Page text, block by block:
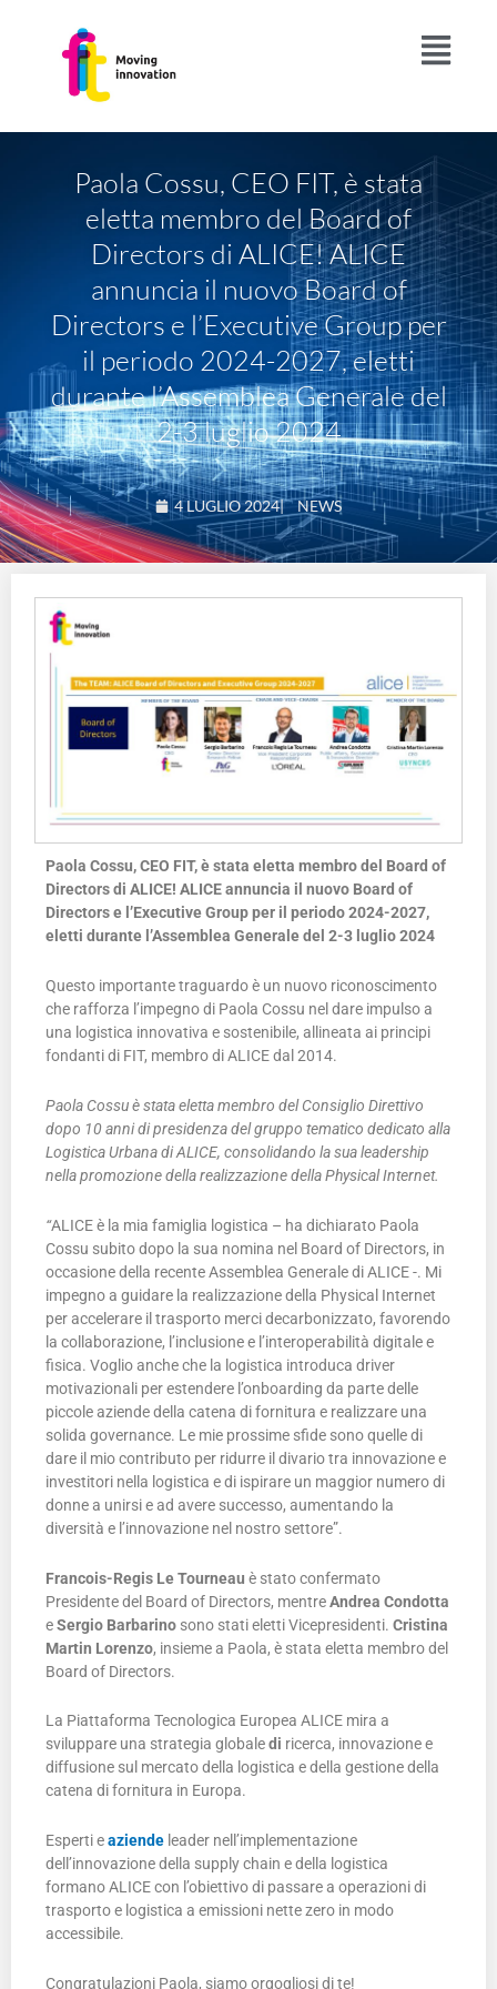
Paola Cossu, CEO FIT, è stata
eletta membro del Board of
Directors di ALICE! ALICE
annuncia il nuovo Board of
Directors e l’Executive Group per
il periodo 2024-2027, eletti
durante l’Assemblea Generale del
2-3 luglio 2024
4 LUGLIO 2024|NEWS
Paola Cossu, CEO FIT, è stata eletta membro del Board of
Directors di ALICE!ALICE annuncia il nuovo Board of
Directors e l’Executive Group per il periodo 2024-2027,
eletti durante l’Assemblea Generale del 2-3 luglio 2024
Questo importante traguardo è un nuovo riconoscimento
che rafforza l’impegno di Paola Cossu nel dare impulso a
una logistica innovativa e sostenibile, allineata ai principi
fondanti di FIT, membro di ALICE dal 2014.
Paola Cossu è stata eletta membro del Consiglio Direttivo
dopo 10 anni di presidenza del gruppo tematico dedicato alla
Logistica Urbana di ALICE, consolidando la sua leadership
nella promozione della realizzazione della Physical Internet.
“ALICE è la mia famiglia logistica – ha dichiarato Paola
Cossu subito dopo la sua nomina nel Board of Directors, in
occasione della recente Assemblea Generale di ALICE -. Mi
impegno a guidare la realizzazione della Physical Internet
per accelerare il trasporto merci decarbonizzato, favorendo
la collaborazione, l’inclusione e l’interoperabilità digitale e
fisica. Voglio anche che la logistica introduca driver
motivazionali per estendere l’onboarding da parte delle
piccole aziende della catena di fornitura e realizzare una
solida governance. Le mie prossime sfide sono quelle di
dare il mio contributo per ridurre il divario tra innovazione e
investitori nella logistica e di ispirare un maggior numero di
donne a unirsi e ad avere successo, aumentando la
diversità e l’innovazione nel nostro settore”.
Francois-Regis Le Tourneauè stato confermato
Presidente del Board of Directors, mentreAndrea Condotta
eSergio Barbarino sono stati eletti Vicepresidenti.Cristina
Martin Lorenzo, insieme a Paola, è stata eletta membro del
Board of Directors.
La Piattaforma Tecnologica Europea ALICE mira a
sviluppare una strategia globaledi ricerca, innovazione e
diffusione sul mercato della logistica e della gestione della
catena di fornitura in Europa.
Esperti eaziende leader nell’implementazione
dell’innovazione della supply chain e della logistica
formano ALICE con l’obiettivo di passare a operazioni di
trasporto e logistica a emissioni nette zero in modo
accessibile.
Congratulazioni Paola, siamo orgogliosi di te!